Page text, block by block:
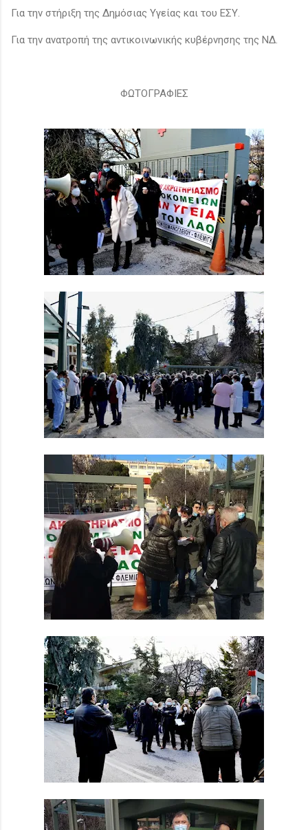
Για την στήριξη της Δημόσιας Υγείας και του ΕΣΥ.
Για την ανατροπή της αντικοινωνικής κυβέρνησης της ΝΔ.
ΦΩΤΟΓΡΑΦΙΕΣ